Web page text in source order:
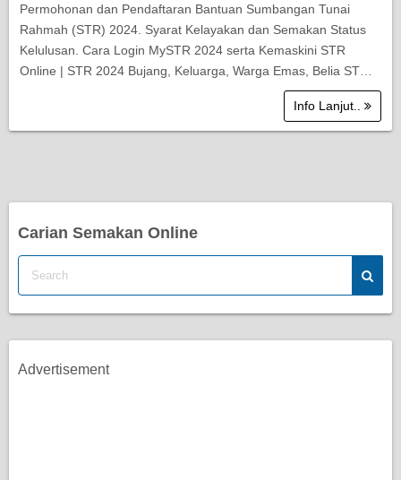
Permohonan dan Pendaftaran Bantuan Sumbangan Tunai
Rahmah (STR) 2024. Syarat Kelayakan dan Semakan Status
Kelulusan. Cara Login MySTR 2024 serta Kemaskini STR
Online | STR 2024 Bujang, Keluarga, Warga Emas, Belia ST…
Info Lanjut..
Carian Semakan Online
Advertisement